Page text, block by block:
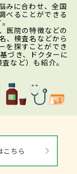
みに合わせ、全国
べることができる
医院の特徴などの
、検査名などから
を探すことができ
づき、ドクターに
など）も紹介。
こちら